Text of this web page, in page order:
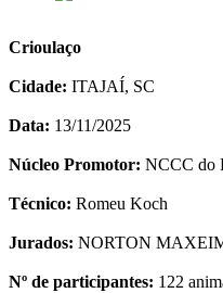
Crioulaço
Cidade: ITAJAÍ, SC
Data: 13/11/2025
Núcleo Promotor: NCCC do
Técnico: Romeu Koch
Jurados: NORTON
Nº de participantes: 122